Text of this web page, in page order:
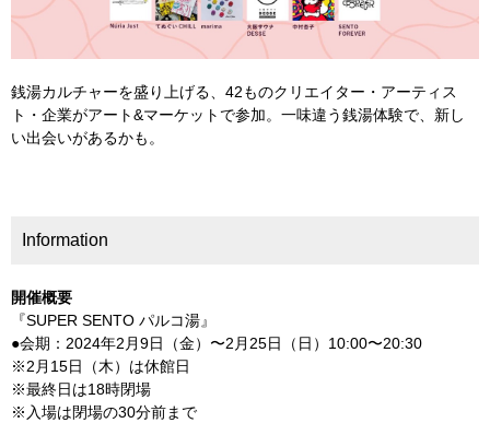
銭湯カルチャーを盛り上げる、42ものクリエイター・アーティス
ト・企業がアート&マーケットで参加。一味違う銭湯体験で、新し
い出会いがあるかも。
Information
開催概要
『SUPER SENTO パルコ湯』
●会期：2024年2月9日（金）〜2月25日（日）10:00〜20:30
※2月15日（木）は休館日
※最終日は18時閉場
※入場は閉場の30分前まで